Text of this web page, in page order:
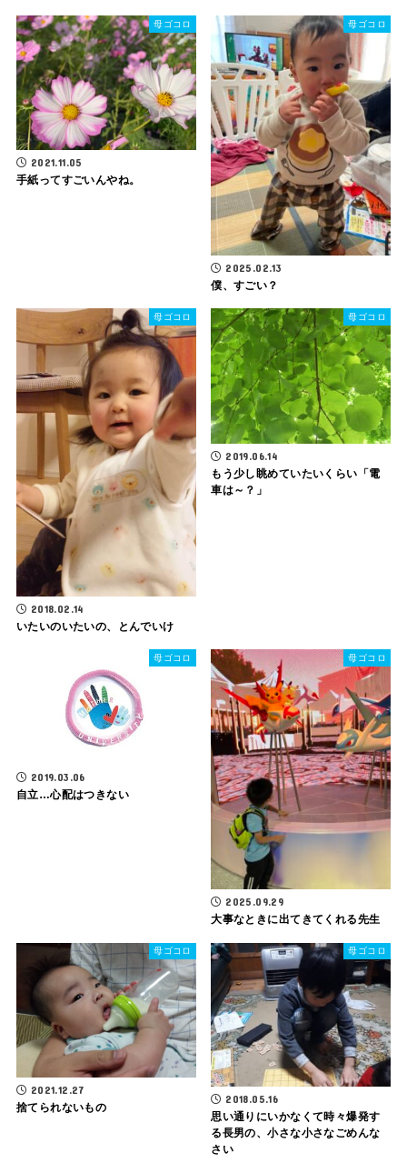
母ゴコロ
2021.11.05
手紙ってすごいんやね。
母ゴコロ
2025.02.13
僕、すごい？
母ゴコロ
2018.02.14
いたいのいたいの、とんでいけ
母ゴコロ
2019.06.14
もう少し眺めていたいくらい「電
車は～？」
母ゴコロ
2019.03.06
自立…心配はつきない
母ゴコロ
2025.09.29
大事なときに出てきてくれる先生
母ゴコロ
2021.12.27
捨てられないもの
母ゴコロ
2018.05.16
思い通りにいかなくて時々爆発す
る長男の、小さな小さなごめんな
さい